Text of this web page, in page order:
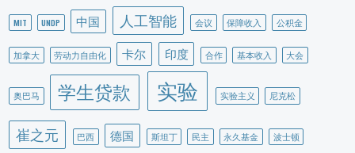
MIT UNDP 中国 人工智能 会议 保障收入 公积金
加拿大 劳动力自由化 卡尔 印度 合作 基本收入 大会
奥巴马 学生贷款 实验 实验主义 尼克松
崔之元 巴西 德国 斯坦丁 民主 永久基金 波士顿